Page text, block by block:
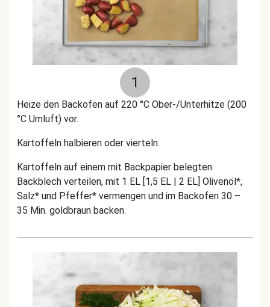
1
Heize den Backofen auf 220 °C Ober-/Unterhitze (200
°C Umluft) vor.
Kartoffeln halbieren oder vierteln.
Kartoffeln auf einem mit Backpapier belegten
Backblech verteilen, mit 1 EL [1,5 EL | 2 EL] Olivenöl*,
Salz* und Pfeffer* vermengen und im Backofen 30 –
35 Min. goldbraun backen.